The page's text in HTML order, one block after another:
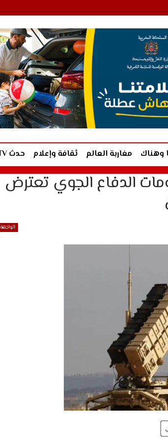
وهناك مغاربة العالم ثقافة وإعلام حدث TV
الدفاع الجوي تعترض
الواجهة